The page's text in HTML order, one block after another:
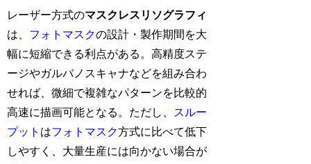
レーザー方式のマスクレスリソグラフィ
は、 フォトマスクの設計・製作期間を大
幅に短縮できる利点がある。高精度ステ
ージやガルバノスキャナなどを組み合わ
せれば、微細で複雑なパターンを比較的
高速に描画可能となる。ただし、 スルー
プット はフォトマスク方式に比べて低下
しやすく、大量生産には向かない場合が